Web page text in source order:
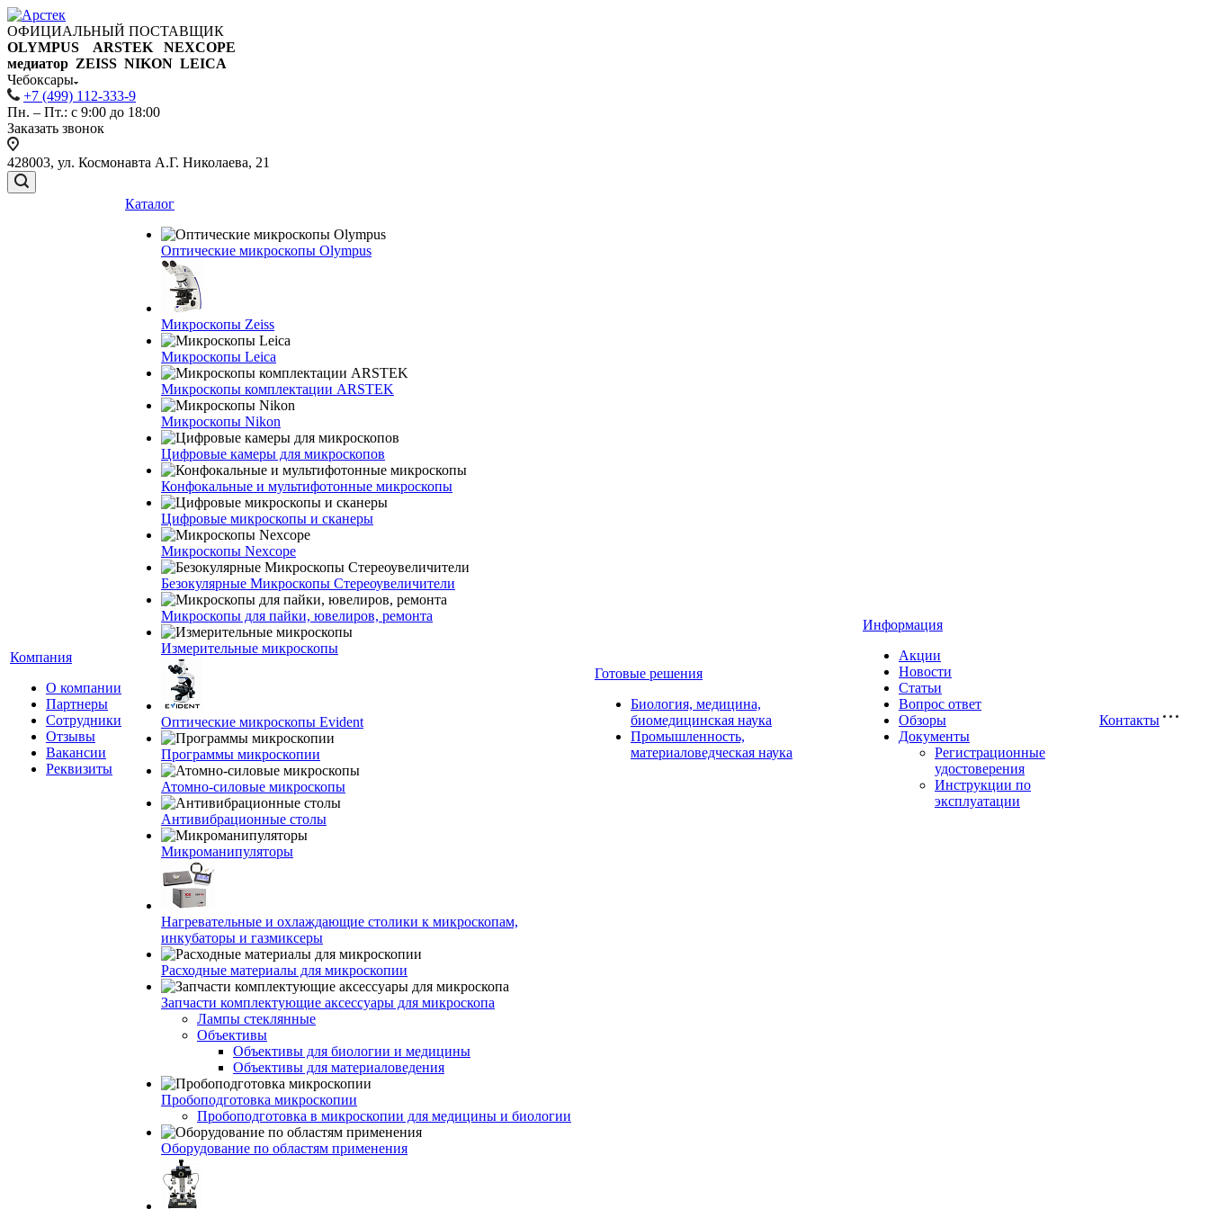
ОФИЦИАЛЬНЫЙ ПОСТАВЩИК
OLYMPUS ARSTEK NEXCOPE
медиатор ZEISS NIKON LEICA
Чебоксары
+7 (499) 112-333-9
Пн. – Пт.: с 9:00 до 18:00
Заказать звонок
428003, ул. Космонавта А.Г. Николаева, 21
Компания
О компании
Партнеры
Сотрудники
Отзывы
Вакансии
Реквизиты
Каталог
Оптические микроскопы Olympus
Микроскопы Zeiss
Микроскопы Leica
Микроскопы комплектации ARSTEK
Микроскопы Nikon
Цифровые камеры для микроскопов
Конфокальные и мультифотонные микроскопы
Цифровые микроскопы и сканеры
Микроскопы Nexcope
Безокулярные Микроскопы Стереоувеличители
Микроскопы для пайки, ювелиров, ремонта
Измерительные микроскопы
Оптические микроскопы Evident
Программы микроскопии
Атомно-силовые микроскопы
Антивибрационные столы
Микроманипуляторы
Нагревательные и охлаждающие столики к микроскопам,
инкубаторы и газмиксеры
Расходные материалы для микроскопии
Запчасти комплектующие аксессуары для микроскопа
Лампы стеклянные
Объективы
Объективы для биологии и медицины
Объективы для материаловедения
Пробоподготовка микроскопии
Пробоподготовка в микроскопии для медицины и биологии
Оборудование по областям применения
Готовые решения
Биология, медицина,
биомедицинская наука
Промышленность,
материаловедческая наука
Информация
Акции
Новости
Статьи
Вопрос ответ
Обзоры
Документы
Регистрационные
удостоверения
Инструкции по
эксплуатации
Контакты